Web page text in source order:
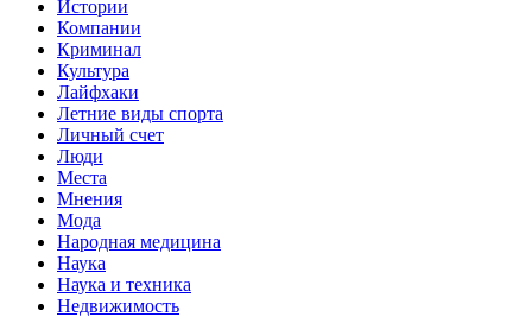
Истории
Компании
Криминал
Культура
Лайфхаки
Летние виды спорта
Личный счет
Люди
Места
Мнения
Мода
Народная медицина
Наука
Наука и техника
Недвижимость